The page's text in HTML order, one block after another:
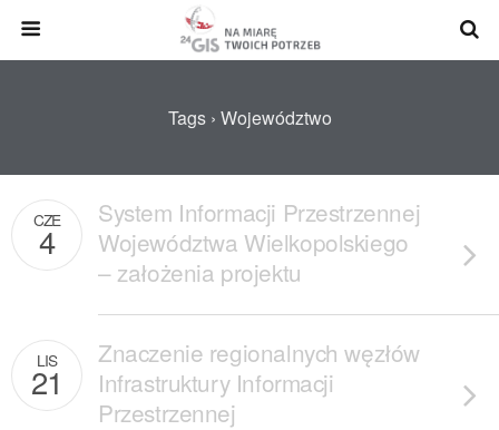
Tags › Województwo
CZE
4
System Informacji Przestrzennej
Województwa Wielkopolskiego
– założenia projektu
LIS
21
Znaczenie regionalnych węzłów
Infrastruktury Informacji
Przestrzennej